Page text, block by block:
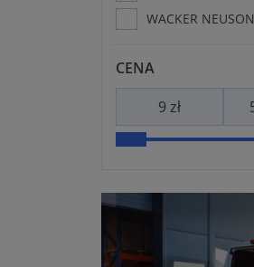
WACKER NEUSON
CENA